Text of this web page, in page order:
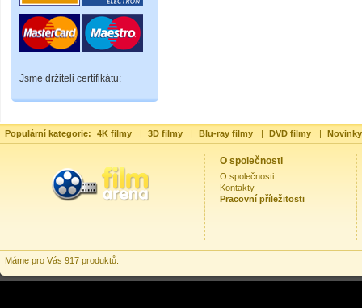
Jsme držiteli certifikátu:
Populární kategorie: 4K filmy | 3D filmy | Blu-ray filmy | DVD filmy |
O společnosti
O společnosti
Kontakty
Pracovní příležitosti
Máme pro Vás 917 produktů.